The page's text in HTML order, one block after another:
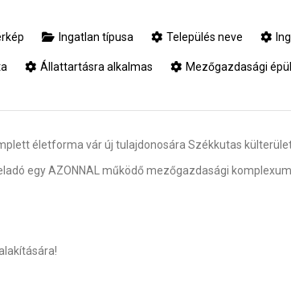
Ingatlan típusa Település neve
Állattartásra alkalmas Mezőgazdasági
életforma vár új tulajdonosára Székkutas
egy AZONNAL működő mezőgazdasági